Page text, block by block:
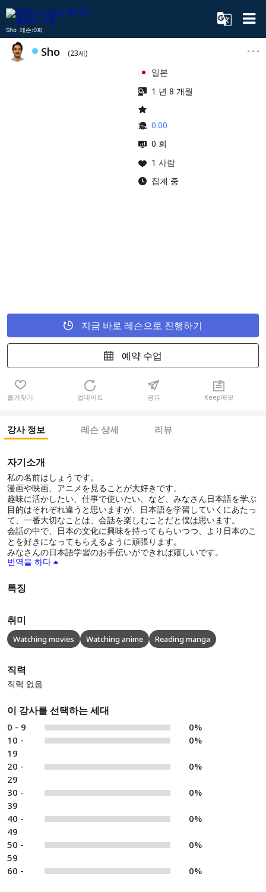
Sho 레슨:0회
Sho (23세)
일본
1 년 8 개월
0.00
0 회
1 사람
집계 중
지금 바로 레슨으로 진행하기
예약 수업
즐겨찾기 업데이트 공유 Keep메모
강사 정보 레슨 상세 리뷰
자기소개
私の名前はしょうです。
漫画や映画、アニメを見ることが大好きです。
趣味に活かしたい、仕事で使いたい、など、みなさん日本語を学ぶ
目的はそれぞれ違うと思いますが、日本語を学習していくにあたっ
て、一番大切なことは、会話を楽しむことだと僕は思います。
会話の中で、日本の文化に興味を持ってもらいつつ、より日本のこ
とを好きになってもらえるように頑張ります。
みなさんの日本語学習のお手伝いができれば嬉しいです。
번역을 하다
특징
취미
Watching movies Watching anime Reading manga
직력
직력 없음
이 강사를 선택하는 세대
0 - 9
0%
10 -
19
0%
20 -
29
0%
30 -
39
0%
40 -
49
0%
50 -
59
0%
60 - 0%